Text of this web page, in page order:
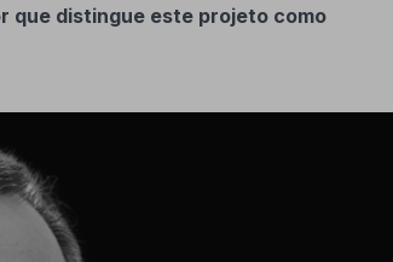
que distingue este projeto como